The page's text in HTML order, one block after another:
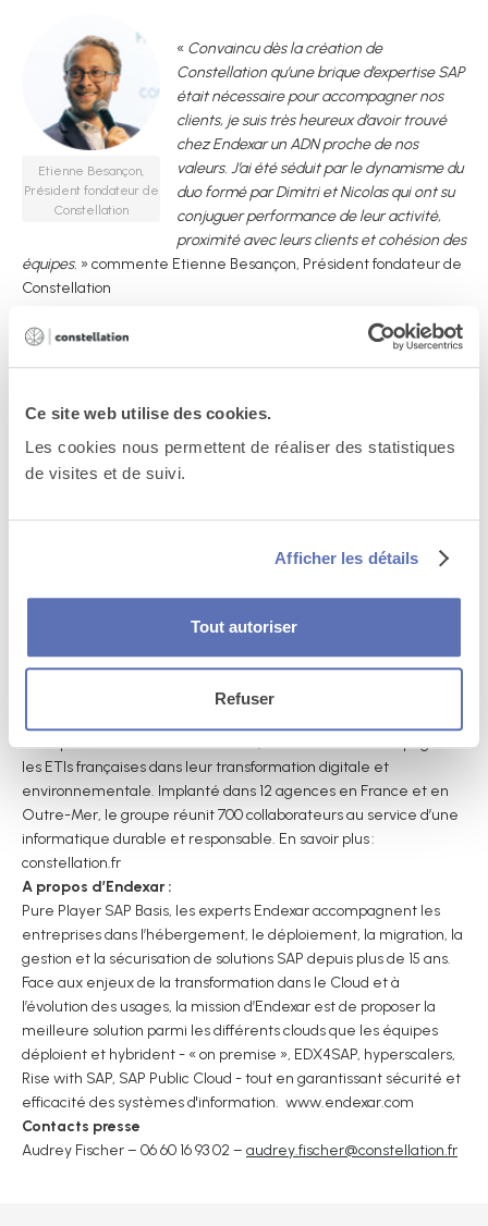
Ce site web utilise des cookies.
Les cookies nous permettent de réaliser des statistiques
de visites et de suivi.
Afficher les détails
Tout autoriser
Refuser
Etienne Besançon,
Président fondateur de
Constellation
« Convaincu dès la création de
Constellation qu’une brique d’expertise SAP
était nécessaire pour accompagner nos
clients, je suis très heureux d’avoir trouvé
chez Endexar un ADN proche de nos
valeurs. J’ai été séduit par le dynamisme du
duo formé par Dimitri et Nicolas qui ont su
conjuguer performance de leur activité,
proximité avec leurs clients et cohésion des
équipes. » commente Etienne Besançon, Président fondateur de
Constellation
Président fondateur
même ambition de croissance et de
et de la sécurité. La complémentarité de
notre expertise SAP et des activités des
que nous apporterons à nos clients pour les
une Entreprise à Mission engagée dans une trajectoire
environnementale permettra à Endexar d’accompagner ses
Dimitri Delbosq, Président fondateur d’Endexar
Entreprise à Mission créée en 2016, Constellation accompagne
les ETIs françaises dans leur transformation digitale et
environnementale. Implanté dans 12 agences en France et en
Outre-Mer, le groupe réunit 700 collaborateurs au service d’une
informatique durable et responsable. En savoir plus :
constellation.fr
A propos d’Endexar :
Pure Player SAP Basis, les experts Endexar accompagnent les
entreprises dans l’hébergement, le déploiement, la migration, la
gestion et la sécurisation de solutions SAP depuis plus de 15 ans.
Face aux enjeux de la transformation dans le Cloud et à
l’évolution des usages, la mission d’Endexar est de proposer la
meilleure solution parmi les différents clouds que les équipes
déploient et hybrident - « on premise », EDX4SAP, hyperscalers,
Rise with SAP, SAP Public Cloud - tout en garantissant sécurité et
efficacité des systèmes d'information. www.endexar.com
Contacts presse
Audrey Fischer – 06 60 16 93 02 – audrey.fischer@constellation.fr